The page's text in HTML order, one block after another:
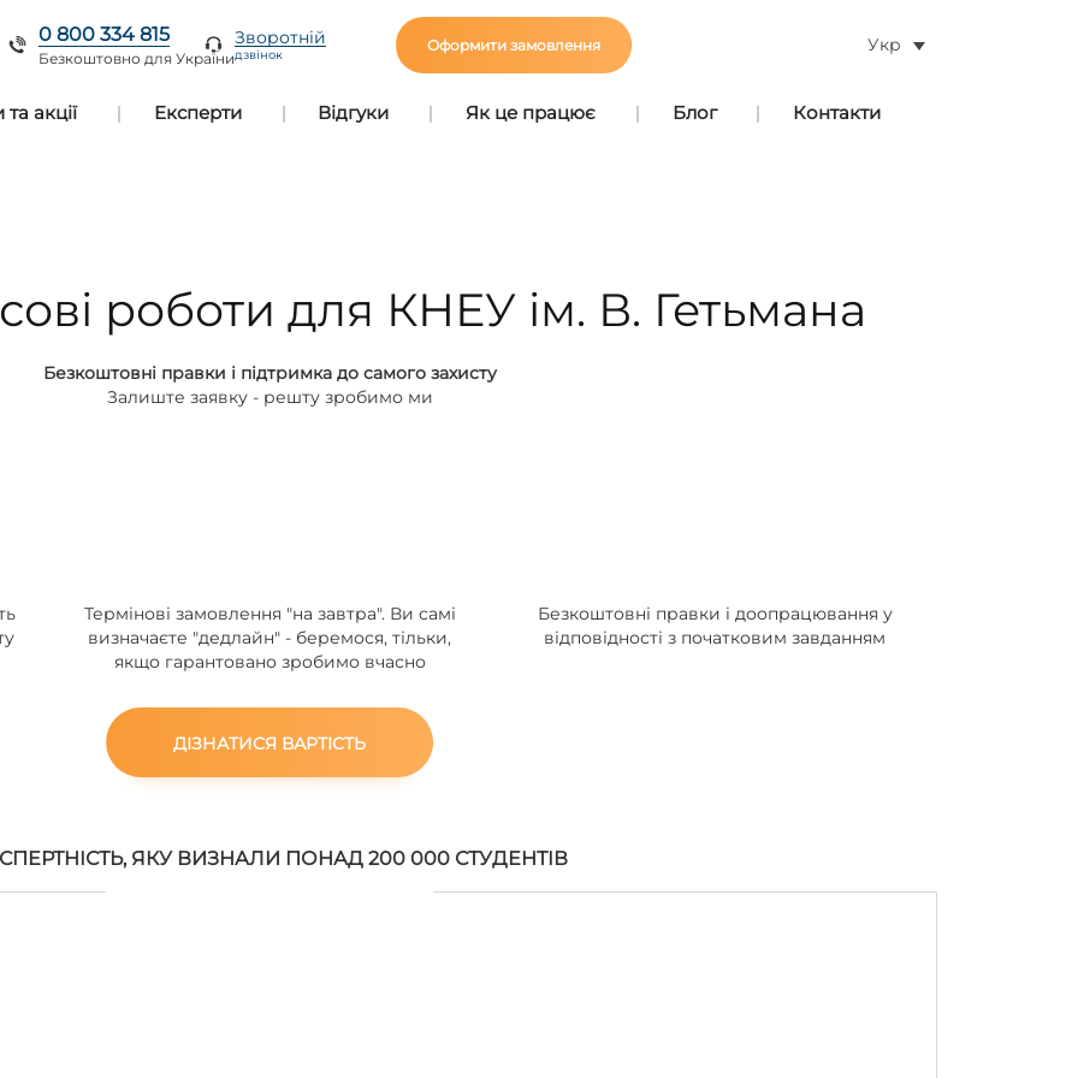
0 800 334 815
Безкоштовно для України
Зворотній
дзвінок
Оформити замовлення Укр
акції Експерти Відгуки Як це працює Блог Контакти
роботи для КНЕУ ім. В. Гетьмана
Безкоштовні правки і підтримка до самого захисту
Залиште заявку - решту зробимо ми
Термінові замовлення "на завтра". Ви самі
визначаєте "дедлайн" - беремося, тільки,
якщо гарантовано зробимо вчасно
Безкоштовні правки і доопрацювання у
відповідності з початковим завданням
ДІЗНАТИСЯ ВАРТІСТЬ
ЯКУ ВИЗНАЛИ ПОНАД 200 000 СТУДЕНТІВ